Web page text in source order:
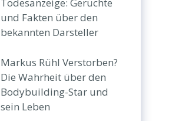
und Fakten über den
bekannten Darsteller
Markus Rühl Verstorben?
Die Wahrheit über den
Bodybuilding-Star und
sein Leben